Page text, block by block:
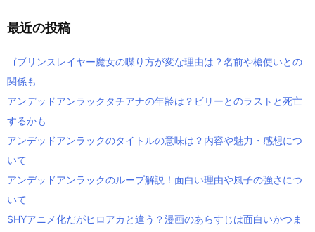
最近の投稿
ゴブリンスレイヤー魔女の喋り方が変な理由は？名前や槍使いとの
関係も
アンデッドアンラックタチアナの年齢は？ビリーとのラストと死亡
するかも
アンデッドアンラックのタイトルの意味は？内容や魅力・感想につ
いて
アンデッドアンラックのループ解説！面白い理由や風子の強さにつ
いて
SHYアニメ化だがヒロアカと違う？漫画のあらすじは面白いかつま